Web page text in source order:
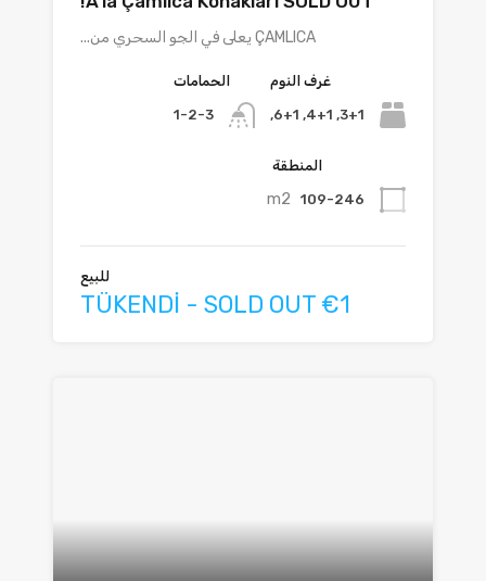
ÇAMLICA يعلى في الجو السحري من...
غرف النوم
3+1, 4+1, 6+1,
الحمامات
1-2-3
المنطقة
109-246
m2
للبيع
TÜKENDİ - SOLD OUT €1